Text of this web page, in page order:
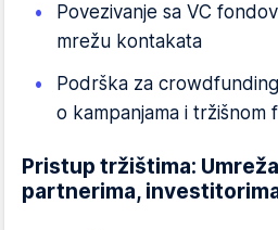
Povezivanje sa VC
mrežu kontakata
Podrška za
o kampanjama i tržišnom
Pristup tržištima:
partnerima,